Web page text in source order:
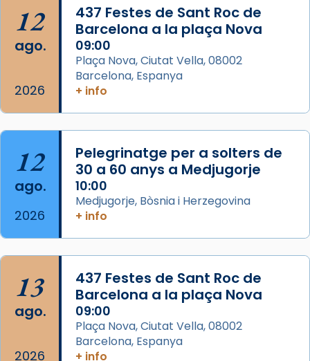
Acompanyant la història de sant Cugat, a
partir de l’Edat Mitjana sorgeix la tradició
que les santes Juliana (“relatiu a Júlia”) i
Semproniana (“relatiu a Semprònia =
eterna”) són deixebles seves. I l’any 1667, el
frare Joan Gaspar Roig, afirma en una obra
que les santes són filles de l’antiga Iluro.
Mataró en reivindicarà les relíq
Foto
View on Facebook ·
12
ago.
2026
437 Festes de Sant Roc de
Barcelona a la plaça Nova
09:00
Plaça Nova, Ciutat Vella, 08002
Barcelona, Espanya
+ info
12
ago.
2026
Pelegrinatge per a solters de
30 a 60 anys a Medjugorje
10:00
Medjugorje, Bòsnia i Herzegovina
+ info
13
ago.
2026
437 Festes de Sant Roc de
Barcelona a la plaça Nova
09:00
Plaça Nova, Ciutat Vella, 08002
Barcelona, Espanya
+ info